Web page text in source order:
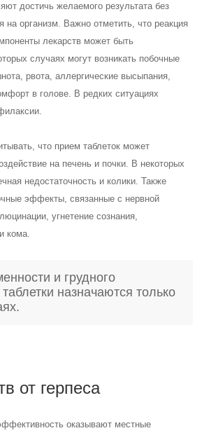
достичь желаемого результата без
на организм. Важно отметить, что реакция
лекарств может быть
случаях могут возникать побочные
рвота, аллергические высыпания,
в голове. В редких ситуациях
что прием таблеток может
на печень и почки. В некоторых
недостаточность и колики. Также
эффекты, связанные с нервной
угнетение сознания,
кома.
и грудного
назначаются только
от герпеса
оказывают местные